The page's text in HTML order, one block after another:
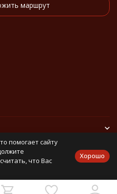
маршрут
Карта сайта
помогает сайту
что Вас
Хорошо